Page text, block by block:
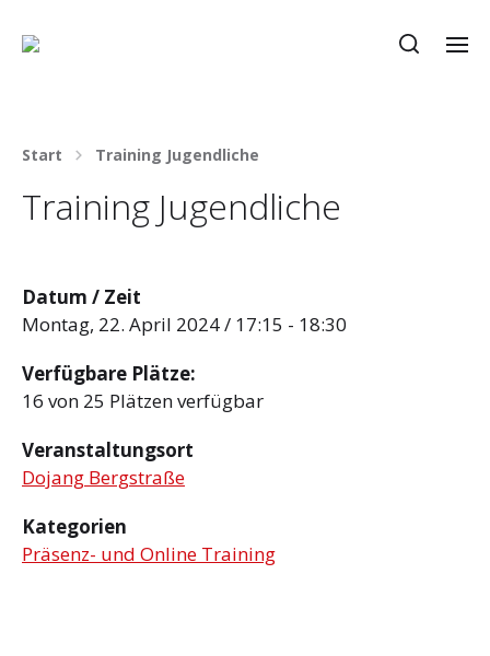
Start Training Jugendliche
Training Jugendliche
Datum / Zeit
Montag, 22. April 2024 / 17:15 - 18:30
Verfügbare Plätze:
16 von 25 Plätzen verfügbar
Veranstaltungsort
Dojang Bergstraße
Kategorien
Präsenz- und Online Training